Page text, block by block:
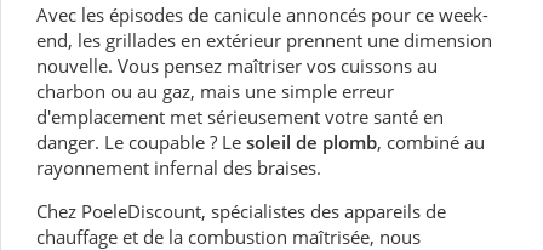
Avec les épisodes de canicule annoncés pour ce week-
end, les grillades en extérieur prennent une dimension
nouvelle. Vous pensez maîtriser vos cuissons au
charbon ou au gaz, mais une simple erreur
d'emplacement met sérieusement votre santé en
danger. Le coupable ? Le soleil de plomb, combiné au
rayonnement infernal des braises.
Chez PoeleDiscount, spécialistes des appareils de
chauffage et de la combustion maîtrisée, nous